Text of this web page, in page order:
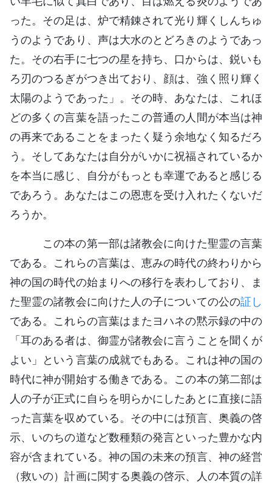
った。その足は、炉で精錬されて光り輝くしんちゅ
うのようであり、声は大水のとどろきのようであっ
た。その右手に七つの星を持ち、口からは、鋭いも
ろ刃のつるぎがつき出ており、顔は、強く照り輝く
太陽のようであった」。その時、あなたは、これほ
どの多くの言葉を語ったこの普通の人間が本当は神
の再来であることをまったく疑う余地なく知るだろ
う。そしてあなたは自分がいかに祝福されているか
を本当に感じ、自分がもっとも幸運であると感じる
であろう。あなたはこの恩恵を受け入れたくないだ
ろうか。
この本の第一部は諸教会に向けた聖霊の言葉
である。これらの言葉は、恵みの時代の終わりから
神の国の時代の始まりへの移行を表わしており、ま
た聖霊の諸教会に向けた人の子についての公の証し
である。これらの言葉はまたヨハネの黙示録の中の
「耳のある者は、御霊が諸教会に言うことを聞くが
よい」という言葉の成就でもある。これは神の国の
時代に神が開始する働きである。この本の第二部は
人の子が正式に自らを明らかにしたあとに直接に語
った言葉を収めている。その中には預言、奥義の啓
示、いのちの道など数種類の発言といった豊かな内
容が含まれている。神の国の未来の預言、神の経営
（救いの）計画に関する奥義の啓示、人の本質の詳